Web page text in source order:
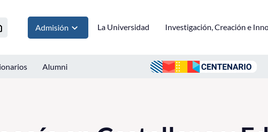
Admisión La Universidad Investigación, Creación e
Alumni